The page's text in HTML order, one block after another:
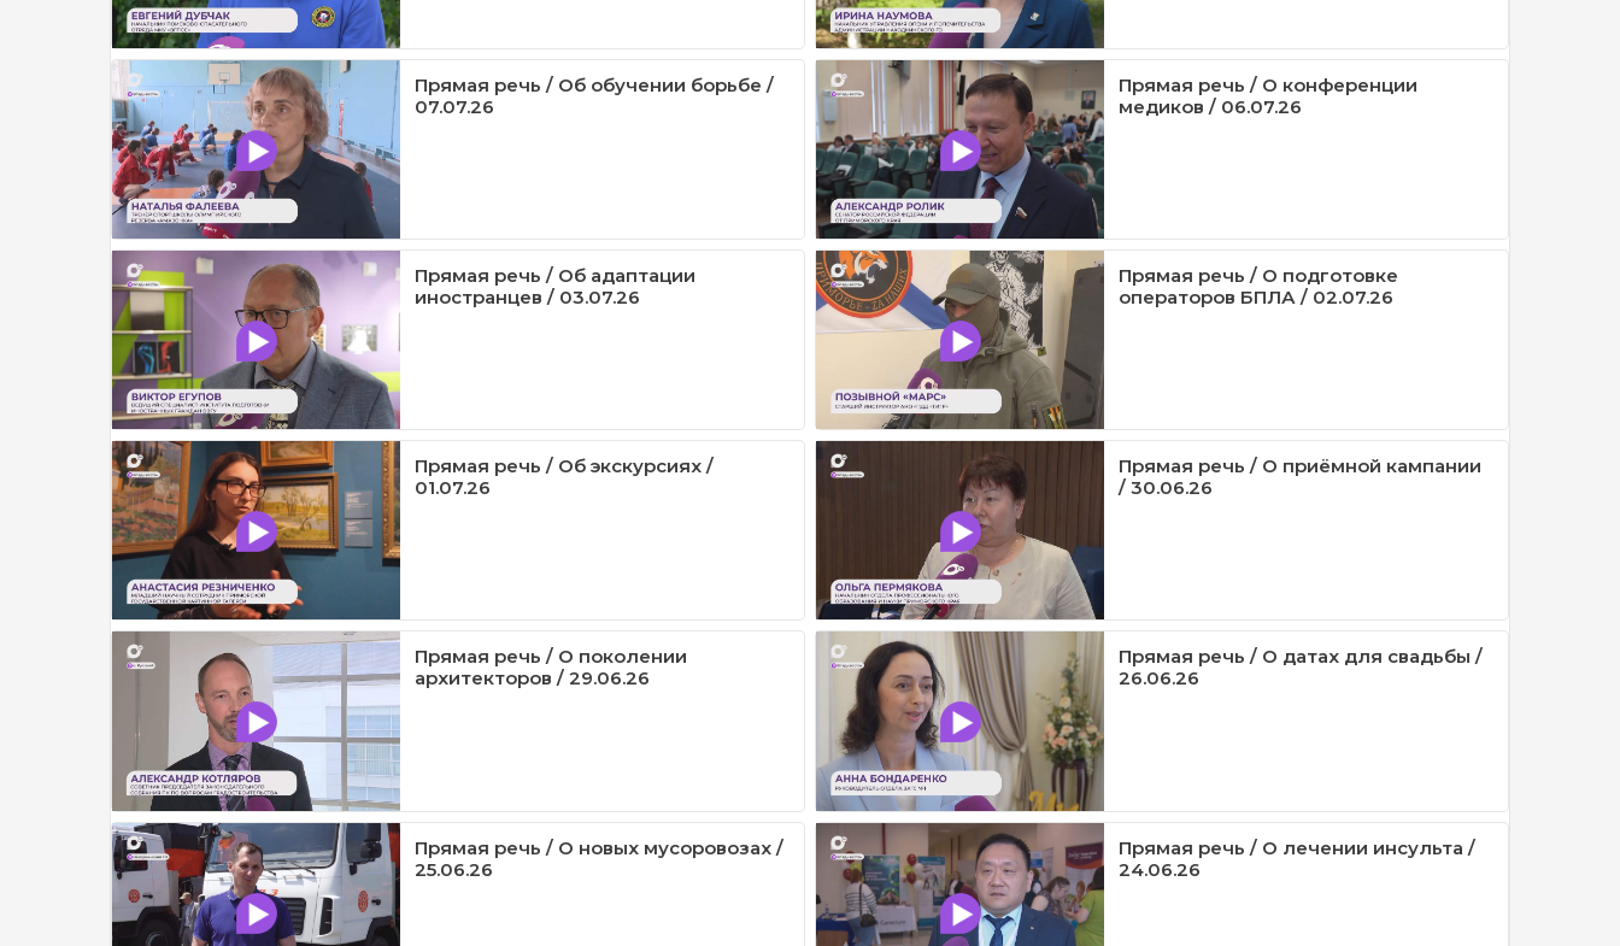
Прямая речь / Об обучении борьбе /
07.07.26
Прямая речь / О конференции
медиков / 06.07.26
Прямая речь / Об адаптации
иностранцев / 03.07.26
Прямая речь / О подготовке
операторов БПЛА / 02.07.26
Прямая речь / Об экскурсиях /
01.07.26
Прямая речь / О приёмной кампании
/ 30.06.26
Прямая речь / О поколении
архитекторов / 29.06.26
Прямая речь / О датах для свадьбы /
26.06.26
Прямая речь / О новых мусоровозах /
25.06.26
Прямая речь / О лечении инсульта /
24.06.26